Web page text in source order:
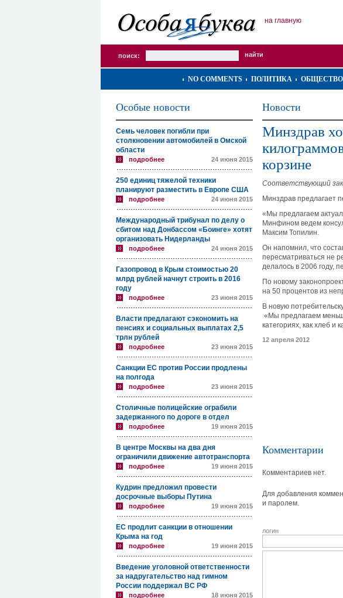
на главную
поиск:
NO COMMENTS ПОЛИТИКА ОБЩЕСТВО
Особые новости
Семь человек погибли при
столкновении автомобилей в Омской
области
подробнее 24 июня 2015
250 единиц тяжелой техники
планируют разместить в Европе США
подробнее 24 июня 2015
Международный трибунал по делу о
сбитом над Донбассом «Боинге» хотят
организовать Нидерланды
подробнее 24 июня 2015
Газопровод в Крым стоимостью 20
млрд рублей начнут строить в 2016
году
подробнее 23 июня 2015
Власти предлагают сэкономить на
пенсиях и социальных выплатах 2,5
трлн рублей
подробнее 23 июня 2015
Санкции ЕС против России продлены
на полгода
подробнее 23 июня 2015
Столичные полицейские ограбили
задержанного по дороге в отдел
подробнее 19 июня 2015
В центре Москвы на два дня
ограничили движение автотранспорта
подробнее 19 июня 2015
Кудрин предложил провести
досрочные выборы Путина
подробнее 19 июня 2015
ЕС продлит санкции в отношении
Крыма на год
подробнее 19 июня 2015
Введение уголовной ответственности
за надругательство над гимном
России поддержал ВС РФ
подробнее 18 июня 2015
Новости
Минздрав
корзине
Соответствующий
Минздрав предлагает
«Мы предлагаем
Минфином ведем
Максим Топилин.
Он напомнил, что
пересматриваться не
делалось в 2006 году,
По новому
на 50 процентов из
В новую
«Мы предлагаем
категориях, как хлеб
12 апреля 2012
Комментарии
Комментариев нет.
Для добавления
и паролем.
логин